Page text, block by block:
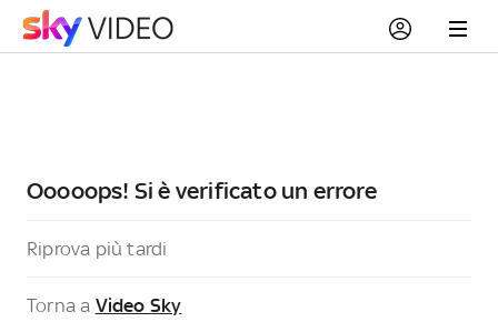
Ooooops! Si è verificato un errore
Riprova più tardi
Torna a Video Sky